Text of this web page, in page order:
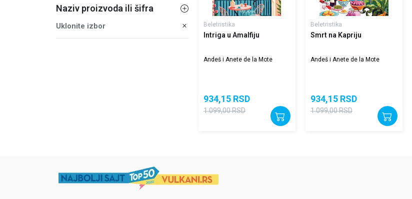
Naziv proizvoda ili šifra
Uklonite izbor Beletristika
Intriga u Amalfiju
Andeš i Anete de la Mote
934,15 RSD
1.099,00RSD
Beletristika
Smrt na Kapriju
Andeš i Anete de la Mote
934,15 RSD
1.099,00RSD